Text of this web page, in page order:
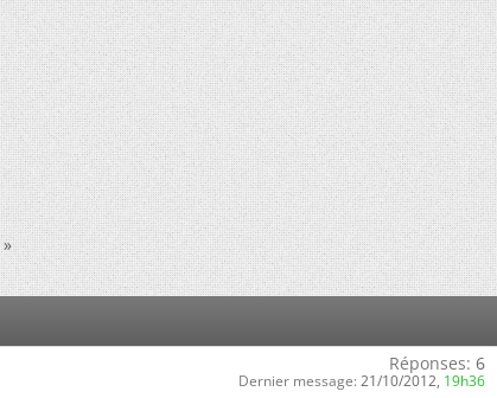
»
Réponses: 6
Dernier message: 21/10/2012, 19h36